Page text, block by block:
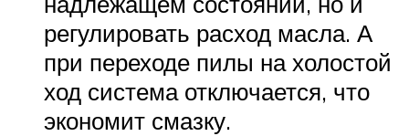
регулировать расход масла. А
при переходе пилы на холостой
ход система отключается, что
экономит смазку.